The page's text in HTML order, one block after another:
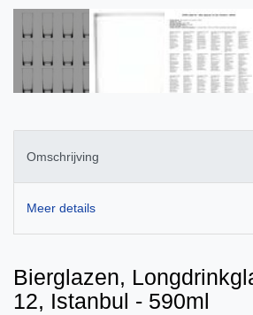
Omschrijving
Meer details
Bierglazen,
12, Istanbul - 590ml